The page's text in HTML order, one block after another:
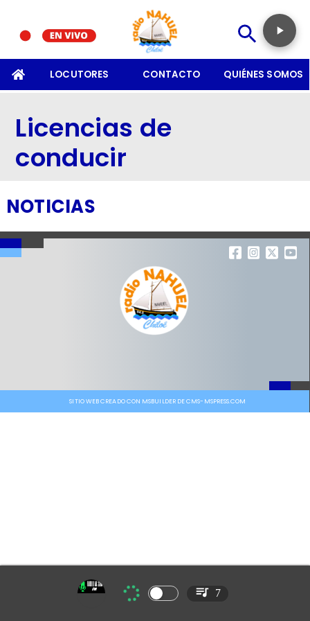
LOCUTORES CONTACTO QUIÉNES SOMOS
Licencias de
conducir
NOTICIAS
SITIO WEB CREADO CON MSBUILDER DE CMS-MSPRESS.COM
7